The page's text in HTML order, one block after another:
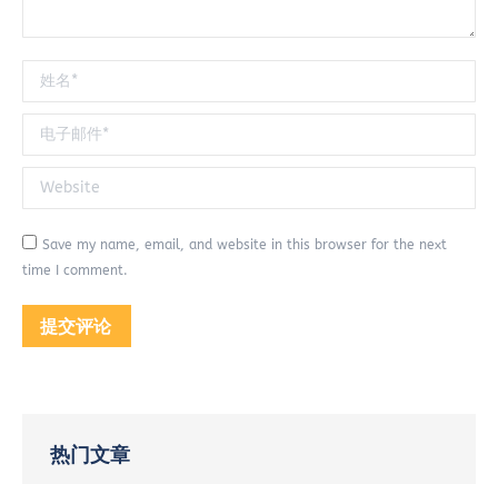
姓名 *
电子邮件 *
Website
Save my name, email, and website in this browser for the next
time I comment.
提交评论
热门文章